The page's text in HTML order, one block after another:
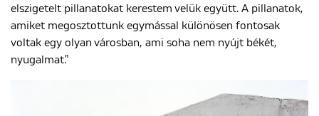
elszigetelt pillanatokat kerestem velük együtt. A pillanatok,
amiket megosztottunk egymással különösen fontosak
voltak egy olyan városban, ami soha nem nyújt békét,
nyugalmat."